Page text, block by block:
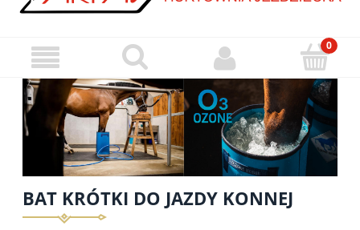
BAT KRÓTKI DO JAZDY KONNEJ